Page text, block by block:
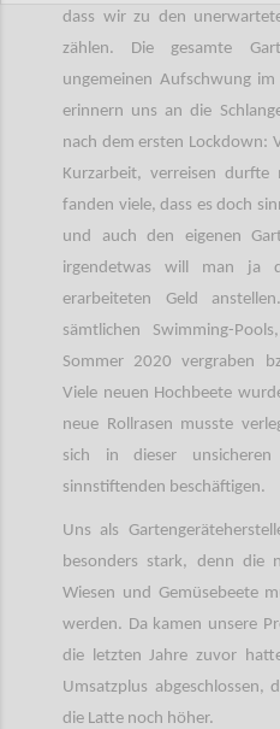
dass wir zu den
zählen. Die gesamte
ungemeinen Aufschwung
erinnern uns an die
nach dem ersten Lockdown:
Kurzarbeit, verreisen
fanden viele, dass es doch
und auch den eigenen
irgendetwas will man ja
erarbeiteten Geld
sämtlichen Swimming-
Sommer 2020 vergraben
Viele neuen Hochbeete
neue Rollrasen musste
sich in dieser
sinnstiftenden beschäftigen.
Uns als
besonders stark, denn die
Wiesen und Gemüsebeete
werden. Da kamen unsere
die letzten Jahre zuvor
Umsatzplus abgeschlossen,
die Latte noch höher.